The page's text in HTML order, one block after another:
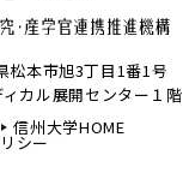
松本市旭3丁目1番1号
カル展開センター１階
信州大学HOME
シー